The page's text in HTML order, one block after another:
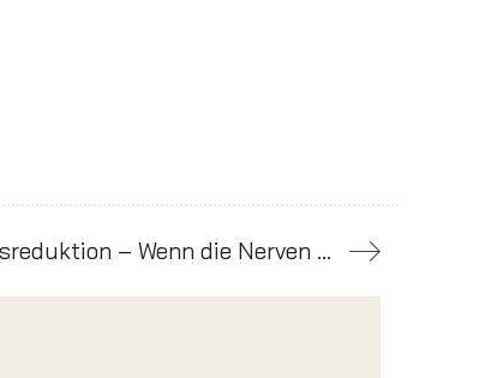
Online-Fortbildung: Stressreduktion – Wenn die Nerven blank liegen